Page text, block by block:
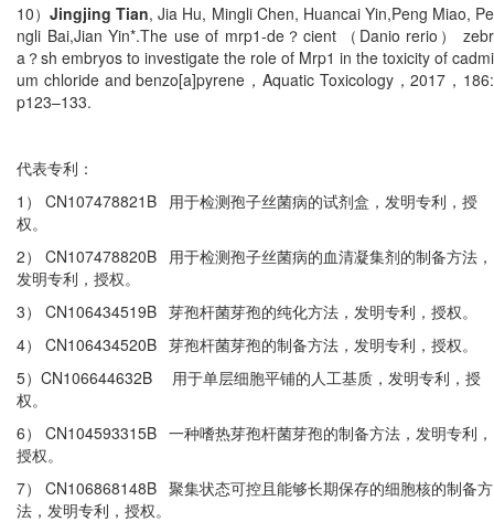
10）Jingjing Tian, Jia Hu, Mingli Chen, Huancai Yin,Peng Miao, Pe
ngli Bai,Jian Yin*.The use of mrp1-de？cient
（ Danio rerio ）
zebr
a？sh embryos to investigate the role of Mrp1 in the toxicity of cadmi
um chloride and benzo[a]pyrene ，Aquatic Toxicology，2017 ， 186:
p123–133.
代表专利：
1 ） CN107478821B 用于检测孢子丝菌病的试剂盒，发明专利，授
权。
2） CN107478820B 用于检测孢子丝菌病的血清凝集剂的制备方法，
发明专利，授权。
3） CN106434519B 芽孢杆菌芽孢的纯化方法，发明专利，授权。
4） CN106434520B 芽孢杆菌芽孢的制备方法，发明专利，授权。
5） CN106644632B 用于单层细胞平铺的人工基质，发明专利，授
权。
6） CN104593315B 一种嗜热芽孢杆菌芽孢的制备方法，发明专利，
授权。
7） CN106868148B 聚集状态可控且能够长期保存的细胞核的制备方
法，发明专利，授权。